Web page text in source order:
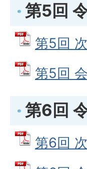
第5回
第5回
第5回
第6回
第6回